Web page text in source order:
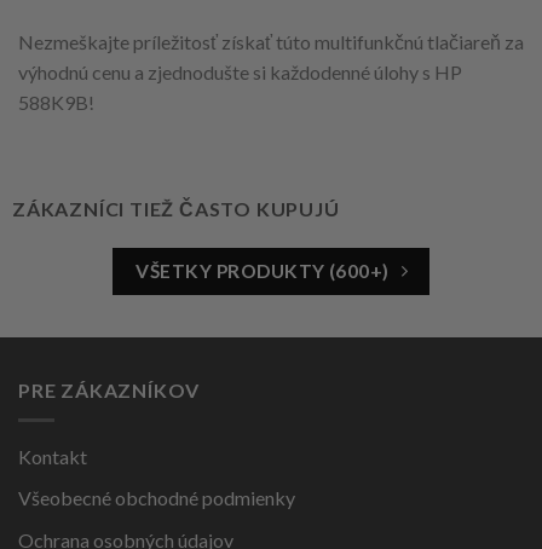
Nezmeškajte príležitosť získať túto multifunkčnú tlačiareň za
výhodnú cenu a zjednodušte si každodenné úlohy s HP
588K9B!
ZÁKAZNÍCI TIEŽ ČASTO KUPUJÚ
VŠETKY PRODUKTY (600+)
PRE ZÁKAZNÍKOV
Kontakt
Všeobecné obchodné podmienky
Ochrana osobných údajov